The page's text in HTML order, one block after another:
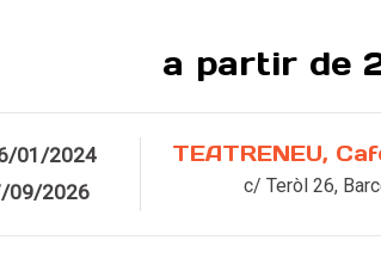
Leer más
a partir de
01/2024
09/2026
TEATRENEU,
c/ Teròl 26,